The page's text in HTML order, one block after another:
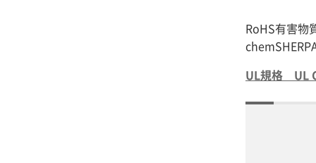
RoHS有害物
UL規格 UL